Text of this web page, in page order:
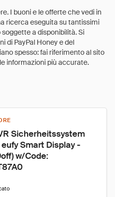
Sicherheitssystem
Smart Display -
w/Code: